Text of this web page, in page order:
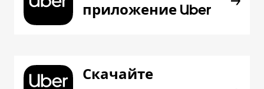
приложение Uber
Скачайте